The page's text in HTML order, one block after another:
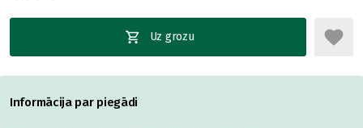
Uz grozu
Informācija par piegādi